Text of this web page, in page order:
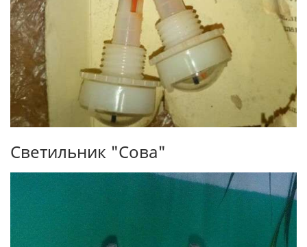
Светильник "Сова"